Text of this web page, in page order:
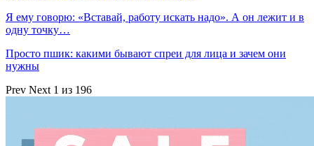
Я ему говорю: «Вставай, работу искать надо». А он лежит и в
одну точку…
Просто пшик: какими бывают спреи для лица и зачем они
нужны
Prev Next 1 из 196